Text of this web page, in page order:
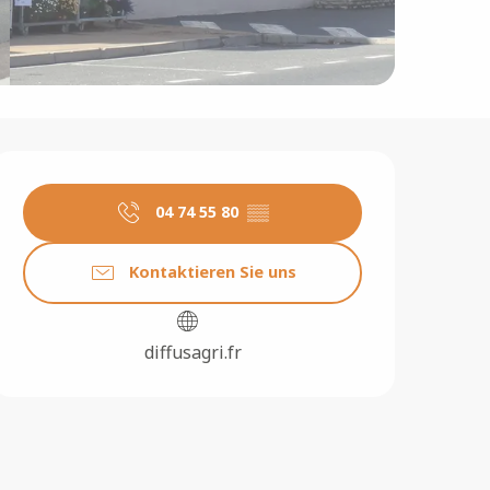
Öffnungszeiten &
04 74 55 80 ▒▒
Kontaktieren Sie uns
diffusagri.fr